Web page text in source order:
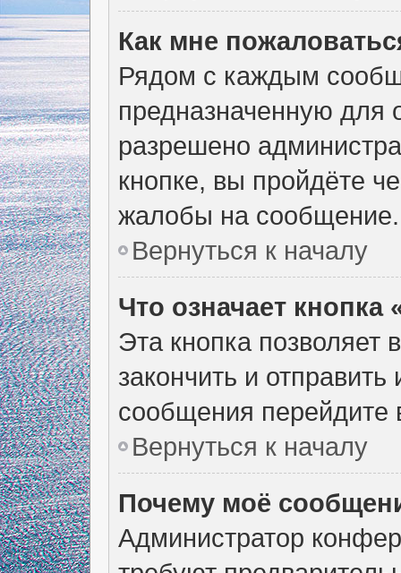
Как мне
Рядом с каждым
предназначенную для
разрешено
кнопке, вы пройдёте
жалобы на сообщение.
Вернуться к началу
Что означает
Эта кнопка позволяет
закончить и
сообщения перейдите
Вернуться к началу
Почему моё
Администратор